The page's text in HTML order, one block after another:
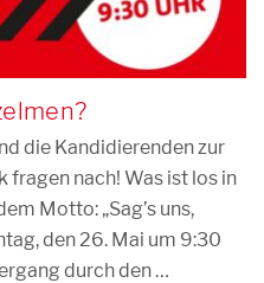
die Kandidierenden zur
nach! Was ist los in
Motto: „Sag’s uns,
den 26. Mai um 9:30
durch den …